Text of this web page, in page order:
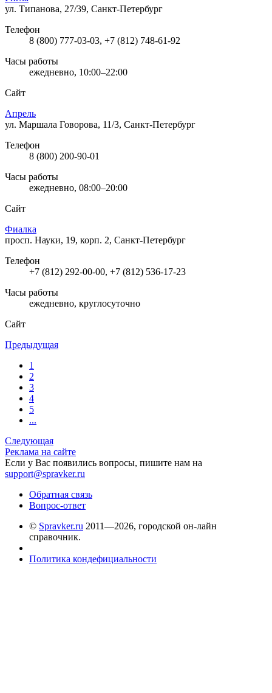
ул. Типанова, 27/39, Санкт-Петербург
Телефон
8 (800) 777-03-03, +7 (812) 748-61-92
Часы работы
ежедневно, 10:00–22:00
Сайт
Апрель
ул. Маршала Говорова, 11/3, Санкт-Петербург
Телефон
8 (800) 200-90-01
Часы работы
ежедневно, 08:00–20:00
Сайт
Фиалка
просп. Науки, 19, корп. 2, Санкт-Петербург
Телефон
+7 (812) 292-00-00, +7 (812) 536-17-23
Часы работы
ежедневно, круглосуточно
Сайт
Предыдущая
1
2
3
4
5
...
Следующая
Реклама на сайте
Если у Вас появились вопросы, пишите нам на
support@spravker.ru
Обратная связь
Вопрос-ответ
© Spravker.ru 2011—2026, городской он-лайн
справочник.
Политика кондефициальности